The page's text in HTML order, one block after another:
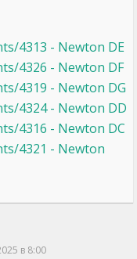
4313 - Newton DE
4326 - Newton DF
4319 - Newton DG
4324 - Newton DD
4316 - Newton DC
4321 - Newton
в 8:00